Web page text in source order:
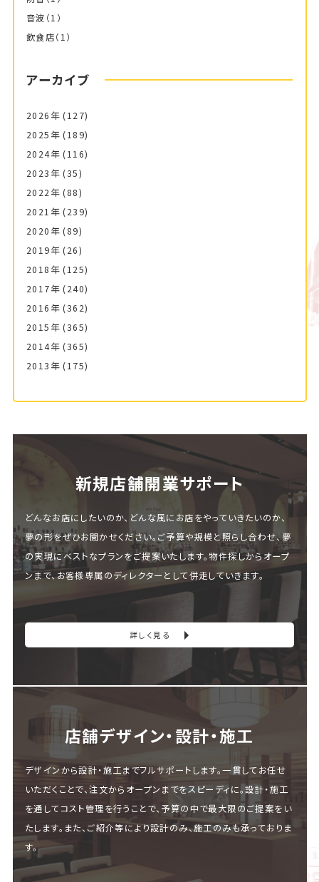
音波 （1）
飲食店（1）
アーカイブ
2026年 (127)
2025年 (189)
2024年 (116)
2023年 (35)
2022年 (88)
2021年 (239)
2020年 (89)
2019年 (26)
2018年 (125)
2017年 (240)
2016年 (362)
2015年 (365)
2014年 (365)
2013年 (175)
新規店舗開業サポート
どんなお店にしたいのか、どんな風にお店をやっていきたいのか、
夢の形をぜひお聞かせください。ご予算や規模と照らし合わせ、夢
の実現にベストなプランをご提案いたします。物件探しからオープ
ンまで、お客様専属のディレクターとして併走していきます。
詳しく見る
店舗デザイン・設計・施⼯
デザインから設計・施工までフルサポートします。一貫してお任せ
いただくことで、注文からオープンまでをスピーディに。設計・施工
を通してコスト管理を行うことで、予算の中で最大限のご提案をい
たします。また、ご紹介等により設計のみ、施工のみも承っておりま
す。